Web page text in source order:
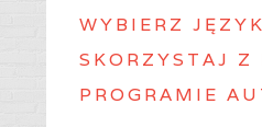
WYBIERZ J
SKORZYSTAJ Z
PROGRAMIE